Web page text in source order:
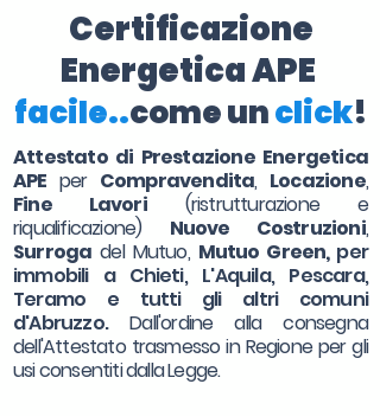
Certificazione
Energetica APE
facile..come unclick!
Attestato di Prestazione Energetica
APE per Compravendita, Locazione,
Fine Lavori(ristrutturazione e
riqualificazione) Nuove Costruzioni,
Surroga del Mutuo, Mutuo Green, per
immobili a Chieti, L'Aquila, Pescara,
Teramo e tutti gli altri comuni
d'Abruzzo.Dall'ordine alla consegna
dell'Attestato trasmesso in Regione per gli
usi consentiti dalla Legge.